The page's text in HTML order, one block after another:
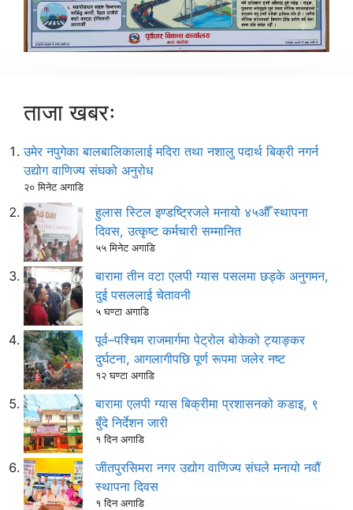
ताजा खबरः
उमेर नपुगेका बालबालिकालाई मदिरा तथा नशालु पदार्थ बिक्री नगर्न
उद्योग वाणिज्य संघको अनुरोध
२० मिनेट अगाडि
हुलास स्टिल इण्डष्ट्रिजले मनायो ४५औँ स्थापना
दिवस, उत्कृष्ट कर्मचारी सम्मानित
५५ मिनेट अगाडि
बारामा तीन वटा एलपी ग्यास पसलमा छड्के अनुगमन,
दुई पसललाई चेतावनी
५ घण्टा अगाडि
पूर्व–पश्चिम राजमार्गमा पेट्रोल बोकेको ट्याङ्कर
दुर्घटना, आगलागीपछि पूर्ण रूपमा जलेर नष्ट
१२ घण्टा अगाडि
बारामा एलपी ग्यास बिक्रीमा प्रशासनको कडाइ, ९
बुँदे निर्देशन जारी
१ दिन अगाडि
जीतपुरसिमरा नगर उद्योग वाणिज्य संघले मनायो नवौं
स्थापना दिवस
१ दिन अगाडि